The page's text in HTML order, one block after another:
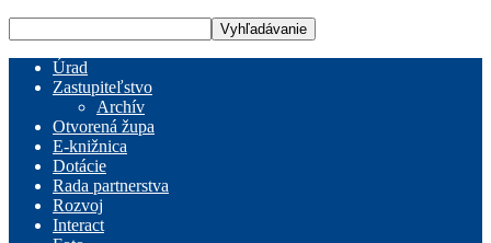
Úrad
Zastupiteľstvo
Archív
Otvorená župa
E-knižnica
Dotácie
Rada partnerstva
Rozvoj
Interact